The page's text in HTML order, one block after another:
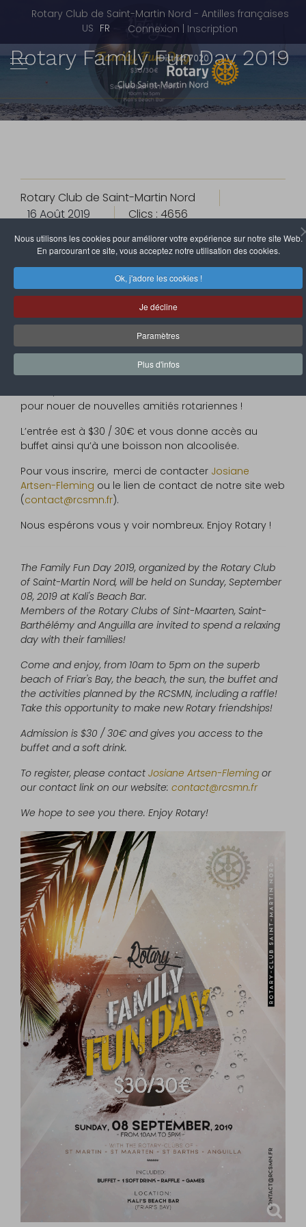
Nous utilisons les cookies pour améliorer votre expérience sur notre site Web.
En parcourant ce site, vous acceptez notre utilisation des cookies.
Ok, j'adore les cookies !
Je décline
Paramètres
Plus d'infos
Rotary Club de Saint-Martin Nord - Antilles françaises
Sélectionnez votre langue
US FR Connexion | Inscription
Rotary Family Fun Day 2019
Rotary Club de Saint-Martin Nord
16 Août 2019
Clics : 4656
Le Family Fun Day 2019, organisé par le Rotary-Club de
Saint-Martin Nord, aura lieu le dimanche 08
septembre 2019 au Kali’s Beach Bar.
Les membres des Rotary-Clubs de Sint-Maarten,
Saint-Barthélémy et Anguilla y sont conviés afin de
passer une journée de détente en famille !
Rendez-vous à partir de 10h00 et jusqu’à 17h00, sur la
superbe plage de Friar’s Bay, pour profiter de la plage,
du soleil, du buffet et des animations prévues par le
pour nouer de nouvelles amitiés rotariennes !
L’entrée est à $30 / 30€ et vous donne accès au
buffet ainsi qu’à une boisson non alcoolisée.
Pour vous inscrire, merci de contacter Josiane
Artsen-Fleming ou le lien de contact de notre site web
(contact@rcsmn.fr).
Nous espérons vous y voir nombreux. Enjoy Rotary !
The Family Fun Day 2019, organized by the Rotary Club
of Saint-Martin Nord, will be held on Sunday, September
08, 2019 at Kali's Beach Bar.
Members of the Rotary Clubs of Sint-Maarten, Saint-
Barthélémy and Anguilla are invited to spend a relaxing
day with their families!
Come and enjoy, from 10am to 5pm on the superb
beach of Friar's Bay, the beach, the sun, the buffet and
the activities planned by the RCSMN, including a raffle!
Take this opportunity to make new Rotary friendships!
Admission is $30 / 30€ and gives you access to the
buffet and a soft drink.
To register, please contact Josiane Artsen-Fleming or
our contact link on our website: contact@rcsmn.fr
We hope to see you there. Enjoy Rotary!